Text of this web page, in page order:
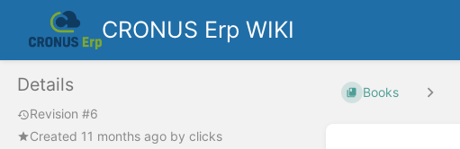
CRONUS Erp WIKI
Details
Revision #6
Created 11 months ago by clicks
Books